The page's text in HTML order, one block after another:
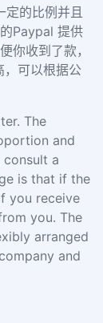
定的比例并且
Paypal 提供
你收到了款，
可以根据公
The
and
a
is that if the
you receive
you. The
arranged
and